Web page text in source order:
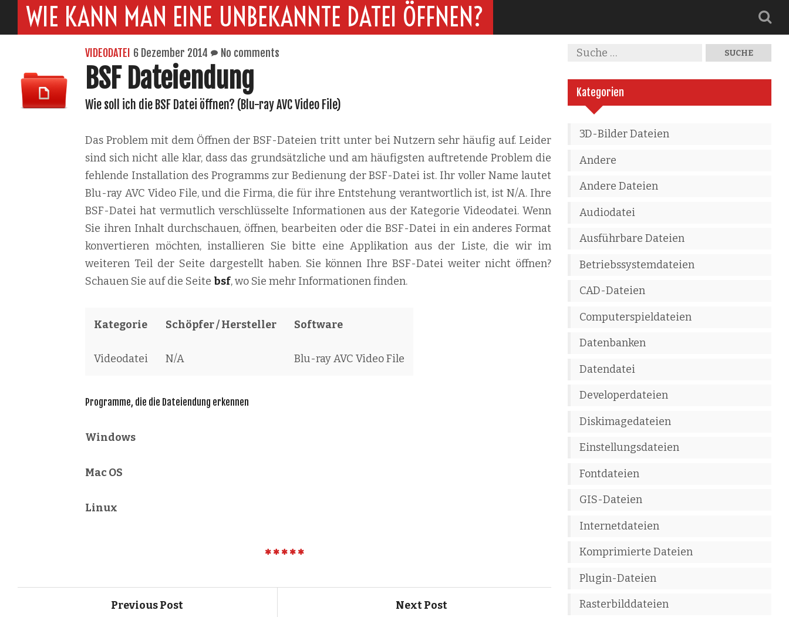
WIE KANN MAN EINE UNBEKANNTE DATEI ÖFFNEN?
VIDEODATEI 6 Dezember 2014 No comments
BSF Dateiendung
Wie soll ich die BSF Datei öffnen? (Blu-ray AVC Video File)
Das Problem mit dem Öffnen der BSF-Dateien tritt unter bei Nutzern sehr häufig auf. Leider
sind sich nicht alle klar, dass das grundsätzliche und am häufigsten auftretende Problem die
fehlende Installation des Programms zur Bedienung der BSF-Datei ist. Ihr voller Name lautet
Blu-ray AVC Video File, und die Firma, die für ihre Entstehung verantwortlich ist, ist N/A. Ihre
BSF-Datei hat vermutlich verschlüsselte Informationen aus der Kategorie Videodatei. Wenn
Sie ihren Inhalt durchschauen, öffnen, bearbeiten oder die BSF-Datei in ein anderes Format
konvertieren möchten, installieren Sie bitte eine Applikation aus der Liste, die wir im
weiteren Teil der Seite dargestellt haben. Sie können Ihre BSF-Datei weiter nicht öffnen?
Schauen Sie auf die Seite bsf, wo Sie mehr Informationen finden.
Kategorie Schöpfer / Hersteller Software
Videodatei N/A Blu-ray AVC Video File
Programme, die die Dateiendung erkennen
Windows
Mac OS
Linux
Previous Post
Next Post
Kategorien
3D-Bilder Dateien
Andere
Andere Dateien
Audiodatei
Ausführbare Dateien
Betriebssystemdateien
CAD-Dateien
Computerspieldateien
Datenbanken
Datendatei
Developerdateien
Diskimagedateien
Einstellungsdateien
Fontdateien
GIS-Dateien
Internetdateien
Komprimierte Dateien
Plugin-Dateien
Rasterbilddateien